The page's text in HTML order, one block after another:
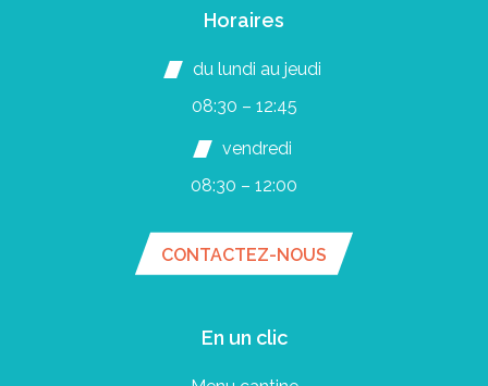
Horaires
du lundi au jeudi
08:30 – 12:45
vendredi
08:30 – 12:00
CONTACTEZ-NOUS
En un clic